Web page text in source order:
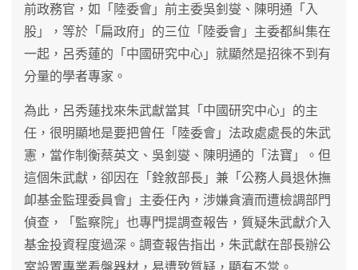
前政務官，如「陸委會」前主委吳釗燮、陳明通「入
股」，等於「扁政府」的三位「陸委會」主委都糾集在
一起，呂秀蓮的「中國研究中心」就顯然是招徠不到有
分量的學者專家。
為此，呂秀蓮找來朱武獻當其「中國研究中心」的主
任，很明顯地是要把曾任「陸委會」法政處處長的朱武
憲，當作制衡蔡英文、吳釗燮、陳明通的「法寶」。但
這個朱武獻，卻因在「銓敘部長」兼「公務人員退休撫
卹基金監理委員會」主委任內，涉嫌貪瀆而遭檢調部門
偵查，「監察院」也專門提調查報告，質疑朱武獻介入
基金投資程度過深。調查報告指出，朱武獻在部長辦公